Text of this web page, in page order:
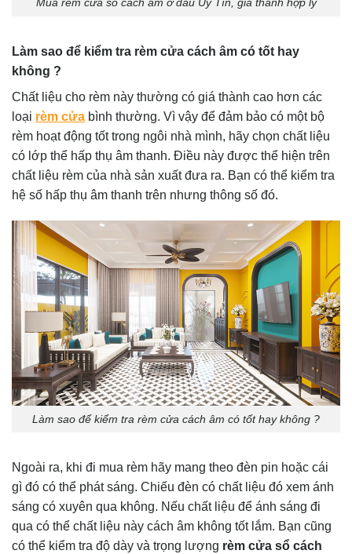
Làm sao để kiểm tra rèm cửa cách âm có tốt hay
không ?
Chất liệu cho rèm này thường có giá thành cao hơn các
loại rèm cửa bình thường. Vì vậy để đảm bảo có một bộ
rèm hoạt động tốt trong ngôi nhà mình, hãy chọn chất liệu
có lớp thể hấp thụ âm thanh. Điều này được thể hiện trên
chất liệu rèm của nhà sản xuất đưa ra. Bạn có thể kiểm tra
hệ số hấp thụ âm thanh trên nhưng thông số đó.
Làm sao để kiểm tra rèm cửa cách âm có tốt hay không ?
Ngoài ra, khi đi mua rèm hãy mang theo đèn pin hoặc cái
gì đó có thể phát sáng. Chiếu đèn có chất liệu đó xem ánh
sáng có xuyên qua không. Nếu chất liệu để ánh sáng đi
qua có thể chất liệu này cách âm không tốt lắm. Bạn cũng
có thể kiểm tra độ dày và trọng lượng rèm cửa sổ cách